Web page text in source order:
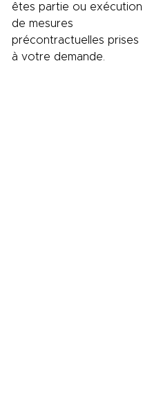
êtes partie ou exécution
de mesures
précontractuelles prises
à votre demande.